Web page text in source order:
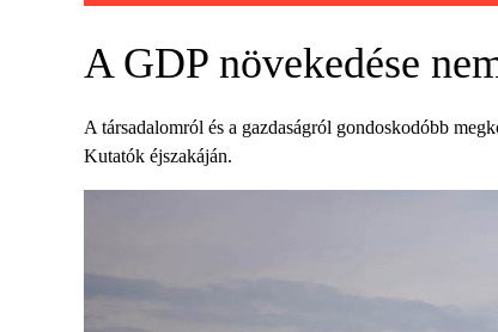
A GDP növekedése
A társadalomról és a gazdaságról gondoskodóbb
Kutatók éjszakáján.